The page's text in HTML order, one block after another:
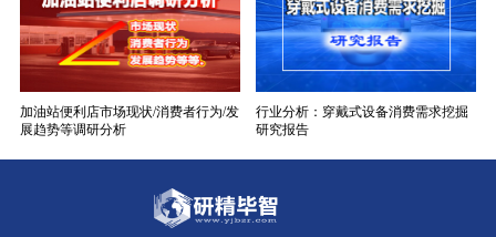
加油站便利店市场现状/消费者行为/发
展趋势等调研分析
行业分析：穿戴式设备消费需求挖掘
研究报告